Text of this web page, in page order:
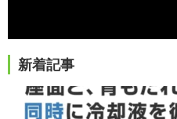
新着記事